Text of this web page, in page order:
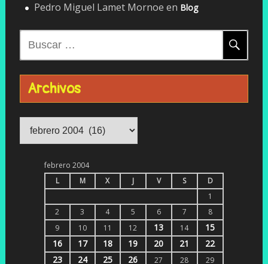
Pedro Miguel Lamet Mornoe en Blog
Archivos
Archivos
febrero 2004
L
M X J V S
D
1
2
3 4 5 6 7
8
9
10 11 12 13 14
15
16
17 18 19 20 21
22
23
24 25 26 27 28 29